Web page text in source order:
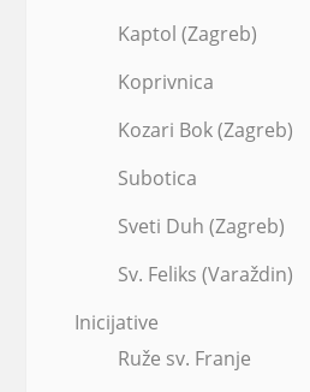
Kaptol (Zagreb)
Koprivnica
Kozari Bok (Zagreb)
Subotica
Sveti Duh (Zagreb)
Sv. Feliks (Varaždin)
Inicijative
Ruže sv. Franje